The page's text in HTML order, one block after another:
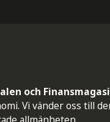
och
Vi vänder oss till